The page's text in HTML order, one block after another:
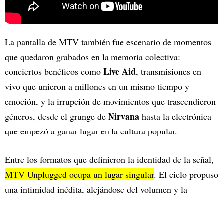
La pantalla de MTV también fue escenario de momentos
que quedaron grabados en la memoria colectiva:
conciertos benéficos como Live Aid, transmisiones en
vivo que unieron a millones en un mismo tiempo y
emoción, y la irrupción de movimientos que trascendieron
géneros, desde el grunge de Nirvana hasta la electrónica
que empezó a ganar lugar en la cultura popular.
Entre los formatos que definieron la identidad de la señal,
MTV Unplugged ocupa un lugar singular. El ciclo propuso
una intimidad inédita, alejándose del volumen y la